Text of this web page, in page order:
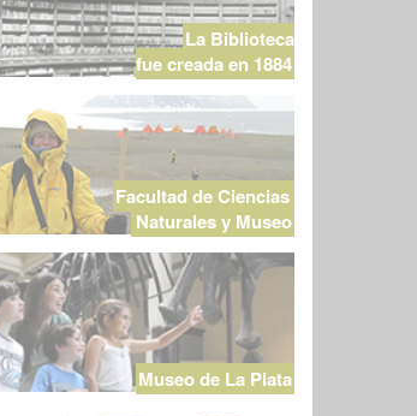
La Biblioteca
fue creada en 1884
Facultad de Ciencias
Naturales y Museo
Museo de La Plata